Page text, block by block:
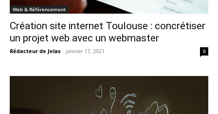
Web & Référencement
Création site internet Toulouse : concrétiser
un projet web avec un webmaster
Rédacteur de Jelas - janvier 17, 2021 0